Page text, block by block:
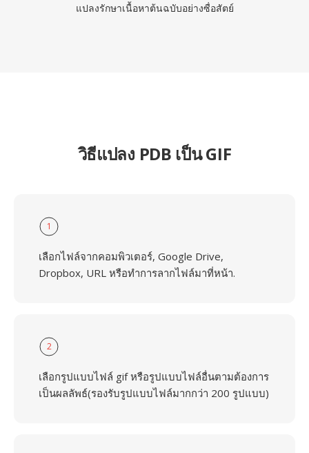
แปลงรักษาเนื้อหาต้นฉบับอย่างซื่อสัตย์
วิธีแปลง PDB เป็น GIF
1
เลือกไฟล์จากคอมพิวเตอร์, Google Drive,
Dropbox, URL หรือทำการลากไฟล์มาที่หน้า.
2
เลือกรูปแบบไฟล์ gif หรือรูปแบบไฟล์อื่นตามต้องการ
เป็นผลลัพธ์(รองรับรูปแบบไฟล์มากกว่า 200 รูปแบบ)